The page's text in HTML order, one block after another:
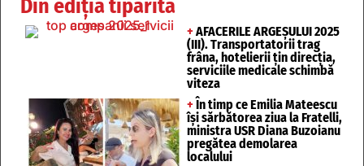
Din ediția tipărită
+ AFACERILE ARGEȘULUI 2025
(III). Transportatorii trag
frâna, hotelierii țin direcția,
serviciile medicale schimbă
viteza
+ În timp ce Emilia Mateescu
își sărbătorea ziua la Fratelli,
ministra USR Diana Buzoianu
pregătea demolarea
localului